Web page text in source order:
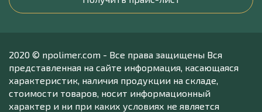
2020 © npolimer.com - Все права защищены Вся
представленная на сайте информация, касающаяся
характеристик, наличия продукции на складе,
стоимости товаров, носит информационный
характер и ни при каких условиях не является